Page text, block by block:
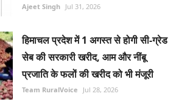
Ajeet Singh Jul 31, 2026
हिमाचल प्रदेश में 1 अगस्त से होगी सी-ग्रेड
सेब की सरकारी खरीद, आम और नींबू
प्रजाति के फलों की खरीद को भी मंजूरी
Team RuralVoice Jul 28, 2026